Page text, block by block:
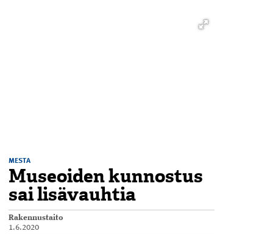
MESTA
Museoiden kunnostus
sai lisävauhtia
Rakennustaito
1.6.2020